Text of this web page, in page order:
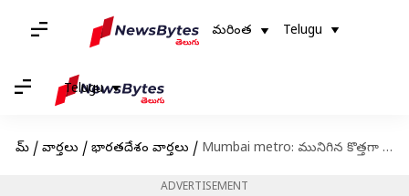
మరింత Telugu
Telugu
హోమ్ / వార్తలు / భారతదేశం వార్తలు / Mumbai metro: మునిగిన కొత్తగా ప్రారంభించిన మెట్రో స్టేషన్.. రైలు నుంచి దిగని ప్రయాణీకులు.. చివరికి..
ADVERTISEMENT